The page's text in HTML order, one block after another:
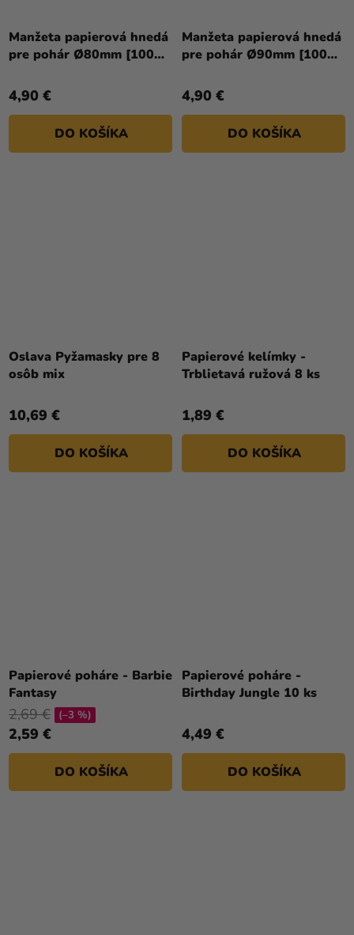
Manžeta papierová hnedá
pre pohár Ø80mm [100
4,90 €
DO KOŠÍKA
Manžeta papierová hnedá
pre pohár Ø90mm [100
4,90 €
DO KOŠÍKA
Oslava Pyžamasky pre 8
osôb mix
10,69 €
DO KOŠÍKA
Papierové kelímky -
Trblietavá ružová 8 ks
1,89 €
DO KOŠÍKA
Papierové poháre - Barbie
Fantasy
2,59 €
2,69 € (–3 %)
DO KOŠÍKA
Papierové poháre -
Birthday Jungle 10 ks
4,49 €
DO KOŠÍKA